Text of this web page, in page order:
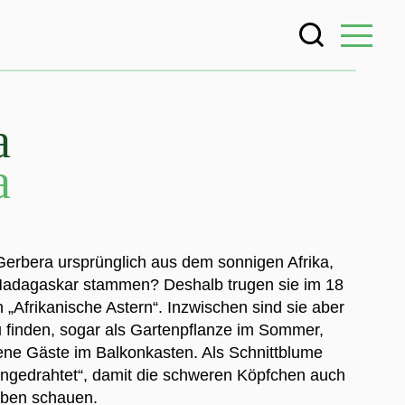
ursprünglich aus dem sonnigen Afrika,
stammen? Deshalb trugen sie im 18
Astern“. Inzwischen sind sie aber
sogar als Gartenpflanze im Sommer,
Gäste im Balkonkasten. Als Schnittblume
damit die schweren Köpfchen auch
schauen.